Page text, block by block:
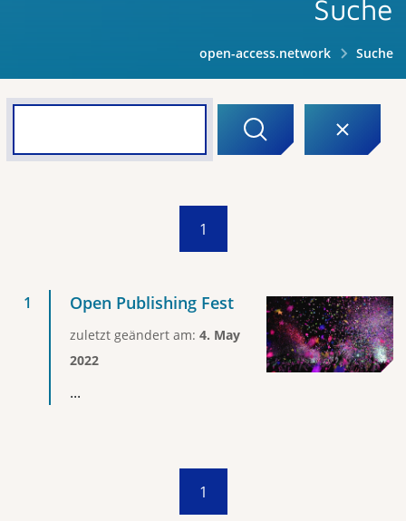
Suche
open-access.network Suche
1
Open Publishing Fest
zuletzt geändert am: 4. May
2022
...
1